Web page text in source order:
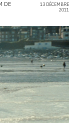
DE
13 DÉCEMBRE
2011